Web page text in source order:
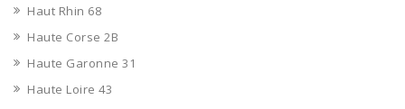
Haut Rhin 68
Haute Corse 2B
Haute Garonne 31
Haute Loire 43